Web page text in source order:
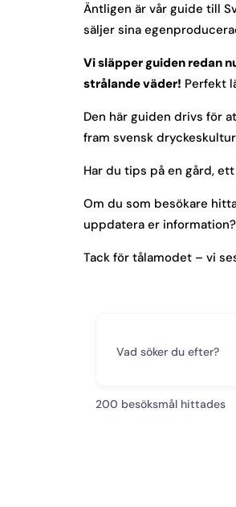
Äntligen är vår guide till
säljer sina
Vi släpper guiden redan
strålande väder! Perfekt
Den här guiden drivs för
fram svensk
Har du tips på en gård,
Om du som besökare
uppdatera er
Tack för tålamodet – vi
Vad söker du efter?
200 besöksmål hittades